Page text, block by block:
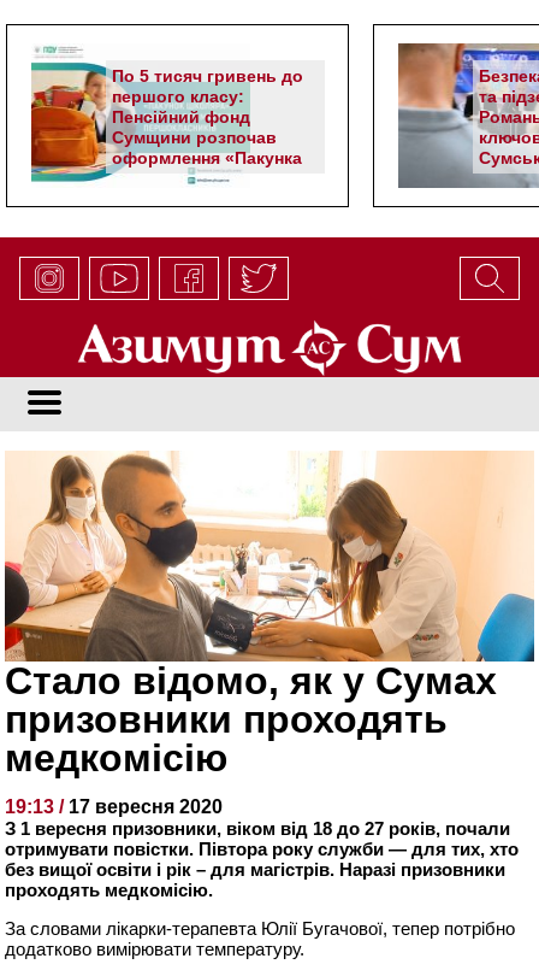
По 5 тисяч гривень до
першого класу:
Пенсійний фонд
Сумщини розпочав
оформлення «Пакунка
школяра»
та
Стало відомо, як у Сумах
призовники проходять
медкомісію
19:13 / 17 вересня 2020
З 1 вересня призовники, віком від 18 до 27 років, почали
отримувати повістки. Півтора року служби — для тих, хто
без вищої освіти і рік – для магістрів. Наразі призовники
проходять медкомісію.
За словами лікарки-терапевта Юлії Бугачової, тепер потрібно
додатково вимірювати температуру.